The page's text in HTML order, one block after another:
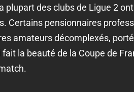
des clubs de Ligue 2
Certains pensionnaires
amateurs décomplexés,
la beauté de la Coupe de